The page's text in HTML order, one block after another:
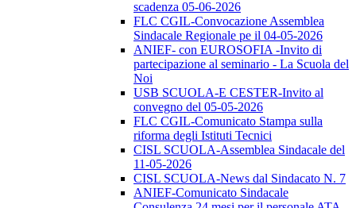
scadenza 05-06-2026
FLC CGIL-Convocazione Assemblea
Sindacale Regionale pe il 04-05-2026
ANIEF- con EUROSOFIA -Invito di
partecipazione al seminario - La Scuola del
Noi
USB SCUOLA-E CESTER-Invito al
convegno del 05-05-2026
FLC CGIL-Comunicato Stampa sulla
riforma degli Istituti Tecnici
CISL SCUOLA-Assemblea Sindacale del
11-05-2026
CISL SCUOLA-News dal Sindacato N. 7
ANIEF-Comunicato Sindacale